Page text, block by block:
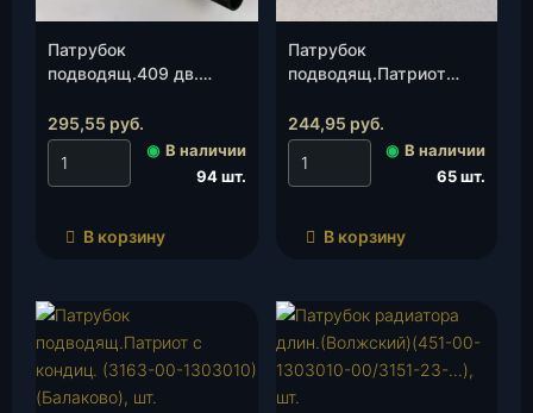
Патрубок
подводящ.409 дв.
(Балаково), шт.
295,55 руб.
◉ В наличии
94 шт.
В корзину
Патрубок
подводящ.Патриот
1303010)(Балаково),
шт.
244,95 руб.
◉ В наличии
65 шт.
В корзину